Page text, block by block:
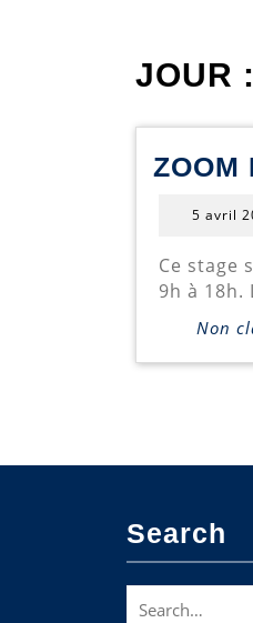
JOUR :
5 avril
Ce stage se déroule au centre équestre de Kempemillen à Hobscheid (à 8 km d’Arlon) durant une semaine, chaque jour de
9h à 18h.
Non
Search